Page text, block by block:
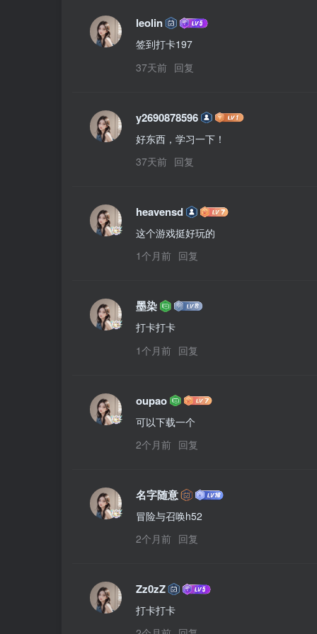
leolin
签到打卡197
37天前 回复
y2690878596
好东西，学习一下！
37天前 回复
heavensd
这个游戏挺好玩的
1个月前 回复
墨染
打卡打卡
1个月前 回复
oupao
可以下载一个
2个月前 回复
名字随意
冒险与召唤h52
2个月前 回复
Zz0zZ
打卡打卡